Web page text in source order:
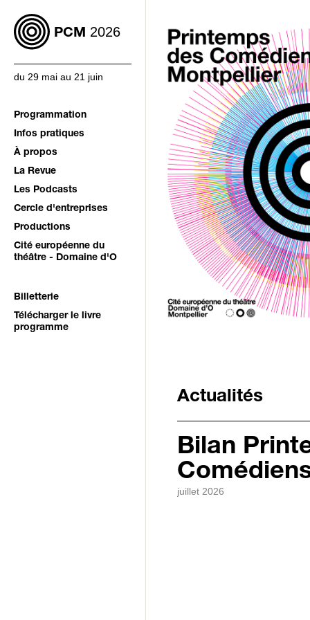
PCM 2026
du 29 mai au 21 juin
Programmation
Infos pratiques
À propos
La Revue
Les Podcasts
Cercle d'entreprises
Productions
Cité européenne du
théâtre - Domaine d'O
Billetterie
Télécharger le livre
programme
Actualités
Bilan
juillet 2026